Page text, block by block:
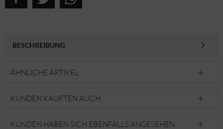
BESCHREIBUNG
ÄHNLICHE ARTIKEL
KUNDEN KAUFTEN AUCH
KUNDEN HABEN SICH EBENFALLS ANGESEHEN